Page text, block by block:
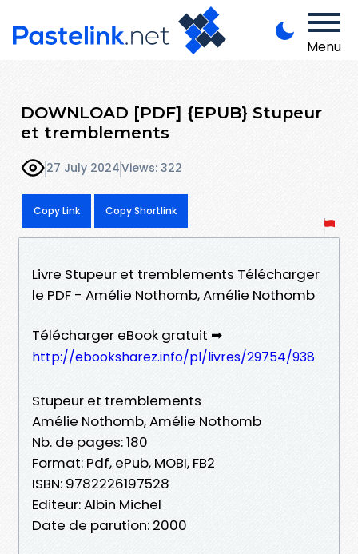
Menu
DOWNLOAD [PDF] {EPUB} Stupeur
et tremblements
27 July 2024Views: 322
Copy Link Copy Shortlink
Livre Stupeur et tremblements Télécharger
le PDF - Amélie Nothomb, Amélie Nothomb
Télécharger eBook gratuit ➡
http://ebooksharez.info/pl/livres/29754/938
Stupeur et tremblements
Amélie Nothomb, Amélie Nothomb
Nb. de pages: 180
Format: Pdf, ePub, MOBI, FB2
ISBN: 9782226197528
Editeur: Albin Michel
Date de parution: 2000